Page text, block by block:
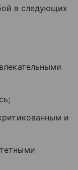
в следующих
и